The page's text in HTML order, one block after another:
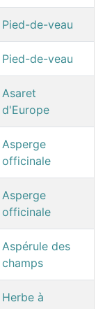
Pied-de-veau
Pied-de-veau
Asaret
d'Europe
Asperge
officinale
Asperge
officinale
Aspérule des
champs
Herbe à